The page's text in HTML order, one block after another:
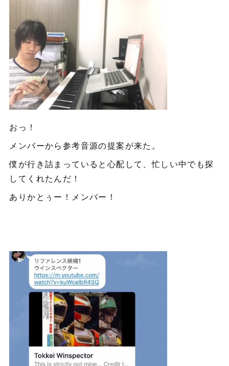
おっ！
メンバーから参考音源の提案が来た。
僕が行き詰まっていると心配して、忙しい中でも探
してくれたんだ！
ありかとぅー！メンバー！